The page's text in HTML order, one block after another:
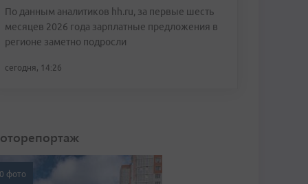
По данным аналитиков hh.ru, за первые шесть
месяцев 2026 года зарплатные предложения в
регионе заметно подросли
сегодня, 14:26
фото